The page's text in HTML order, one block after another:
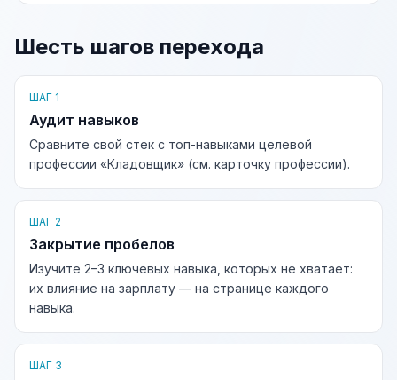
Шесть шагов перехода
ШАГ 1
Аудит навыков
Сравните свой стек с топ-навыками целевой
профессии «Кладовщик» (см. карточку профессии).
ШАГ 2
Закрытие пробелов
Изучите 2–3 ключевых навыка, которых не хватает:
их влияние на зарплату — на странице каждого
навыка.
ШАГ 3